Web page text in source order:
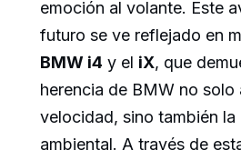
emoción al volante. Este
futuro se ve reflejado en
BMW i4 y el iX, que
herencia de BMW no solo
velocidad, sino también la
ambiental. A través de